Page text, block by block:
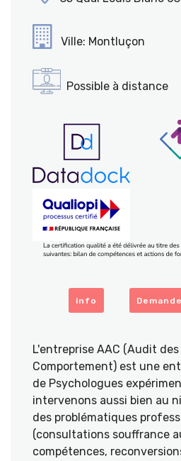
Ville: Montluçon
Possible à distance
info
L'entreprise AAC (Audit
Comportement) est une
de Psychologues
intervenons aussi bien au
des problématiques
(consultations souffrance
compétences,